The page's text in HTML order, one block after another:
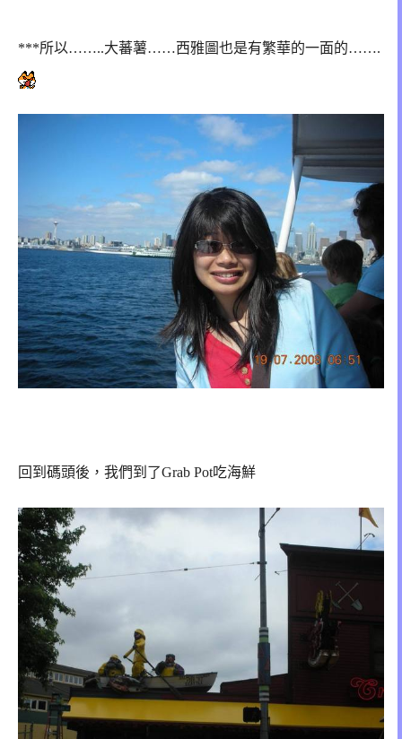
***所以……..大蕃薯……西雅圖也是有繁華的一面的…….
回到碼頭後，我們到了Grab Pot吃海鮮